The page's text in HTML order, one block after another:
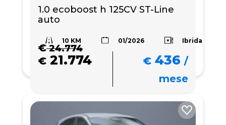
1.0 ecoboost h 125CV ST-Line
auto
10 KM 01/2026 Ibrida
€24.774
€ 21.774 € 436 /
mese